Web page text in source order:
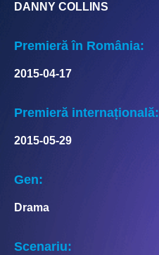
DANNY COLLINS
Premieră în România:
2015-04-17
Premieră internațională:
2015-05-29
Gen:
Drama
Scenariu: